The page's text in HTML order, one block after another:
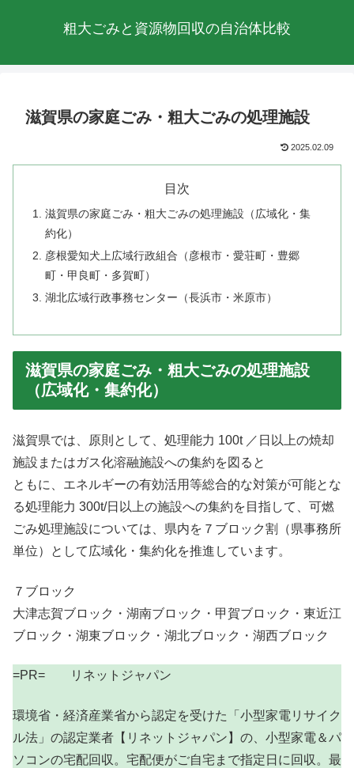
粗大ごみと資源物回収の自治体比較
滋賀県の家庭ごみ・粗大ごみの処理施設
2025.02.09
目次
滋賀県の家庭ごみ・粗大ごみの処理施設（広域化・集
約化）
彦根愛知犬上広域行政組合（彦根市・愛荘町・豊郷
町・甲良町・多賀町）
湖北広域行政事務センター（長浜市・米原市）
滋賀県の家庭ごみ・粗大ごみの処理施設
（広域化・集約化）
滋賀県では、原則として、処理能力 100t ／日以上の焼却
施設またはガス化溶融施設への集約を図ると
ともに、エネルギーの有効活用等総合的な対策が可能とな
る処理能力 300t/日以上の施設への集約を目指して、可燃
ごみ処理施設については、県内を７ブロック割（県事務所
単位）として広域化・集約化を推進しています。
７ブロック
大津志賀ブロック・湖南ブロック・甲賀ブロック・東近江
ブロック・湖東ブロック・湖北ブロック・湖西ブロック
=PR= リネットジャパン
環境省・経済産業省から認定を受けた「小型家電リサイク
ル法」の認定業者【リネットジャパン】の、小型家電＆パ
ソコンの宅配回収。宅配便がご自宅まで指定日に回収。最